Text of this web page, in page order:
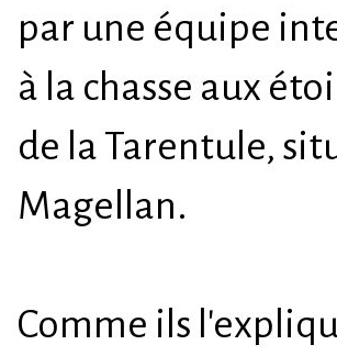
par une équipe
à la chasse aux
de la Tarentule,
Magellan.
Comme ils